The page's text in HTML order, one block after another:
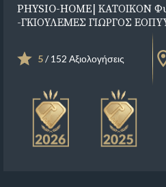
PHYSIO-HOME| ΚΑΤΟΙΚΟΝ
-ΓΚΙΟΥΛΕΜΕΣ ΓΙΩΡΓΟΣ
5/ 152 Αξιολογήσεις